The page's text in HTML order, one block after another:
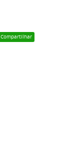
Compartilhar